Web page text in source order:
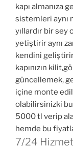
kapı almanıza
sistemleri aynı
yıllardır bir sey
yetiştirir aynı
kendini
kapınızın
güncellemek,
içine monte
olabilirsinizki bu
5000 tl verip
hemde bu
7/24